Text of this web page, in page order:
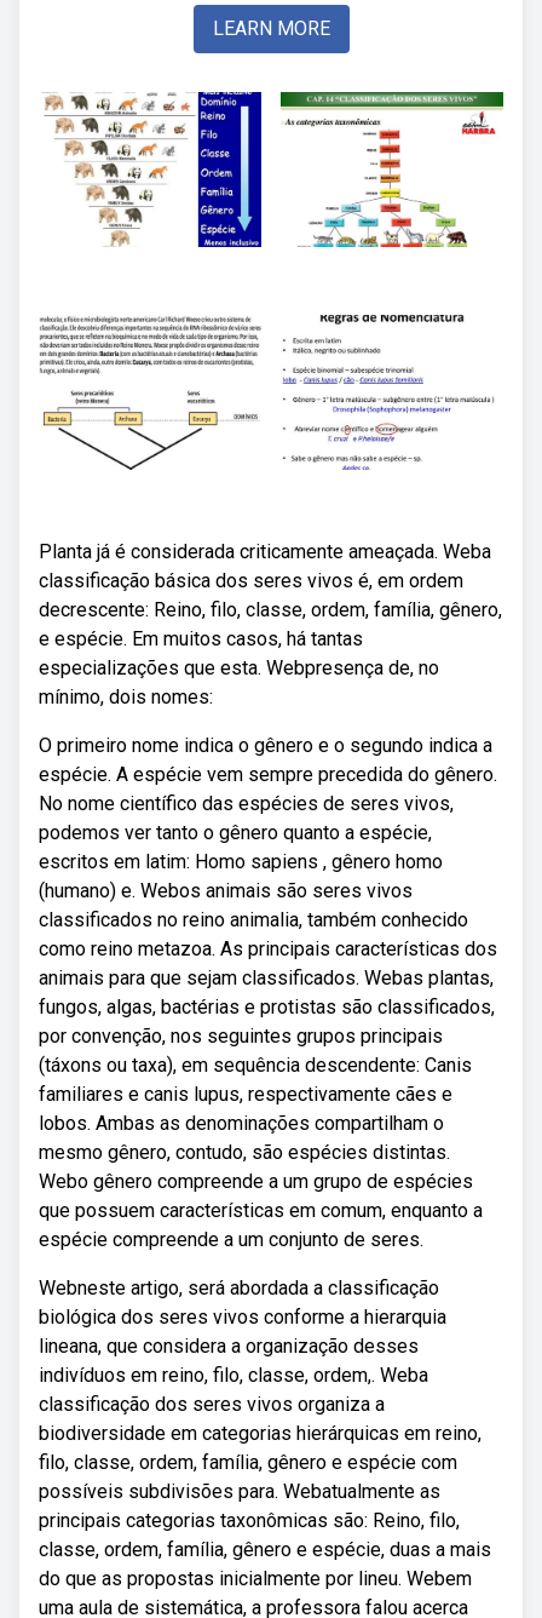
LEARN MORE
Planta já é considerada criticamente ameaçada. Weba
classificação básica dos seres vivos é, em ordem
decrescente: Reino, filo, classe, ordem, família, gênero,
e espécie. Em muitos casos, há tantas
especializações que esta. Webpresença de, no
mínimo, dois nomes:
O primeiro nome indica o gênero e o segundo indica a
espécie. A espécie vem sempre precedida do gênero.
No nome científico das espécies de seres vivos,
podemos ver tanto o gênero quanto a espécie,
escritos em latim: Homo sapiens , gênero homo
(humano) e. Webos animais são seres vivos
classificados no reino animalia, também conhecido
como reino metazoa. As principais características dos
animais para que sejam classificados. Webas plantas,
fungos, algas, bactérias e protistas são classificados,
por convenção, nos seguintes grupos principais
(táxons ou taxa), em sequência descendente: Canis
familiares e canis lupus, respectivamente cães e
lobos. Ambas as denominações compartilham o
mesmo gênero, contudo, são espécies distintas.
Webo gênero compreende a um grupo de espécies
que possuem características em comum, enquanto a
espécie compreende a um conjunto de seres.
Webneste artigo, será abordada a classificação
biológica dos seres vivos conforme a hierarquia
lineana, que considera a organização desses
indivíduos em reino, filo, classe, ordem,. Weba
classificação dos seres vivos organiza a
biodiversidade em categorias hierárquicas em reino,
filo, classe, ordem, família, gênero e espécie com
possíveis subdivisões para. Webatualmente as
principais categorias taxonômicas são: Reino, filo,
classe, ordem, família, gênero e espécie, duas a mais
do que as propostas inicialmente por lineu. Webem
uma aula de sistemática, a professora falou acerca